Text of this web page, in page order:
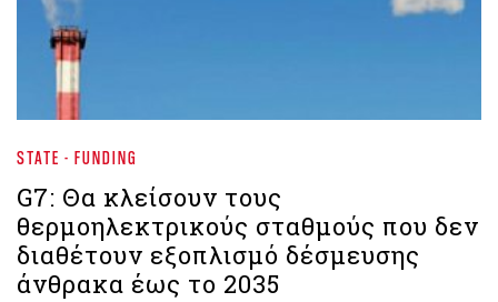
STATE - FUNDING
G7: Θα κλείσουν τους
θερμοηλεκτρικούς σταθμούς που δεν
διαθέτουν εξοπλισμό δέσμευσης
άνθρακα έως το 2035